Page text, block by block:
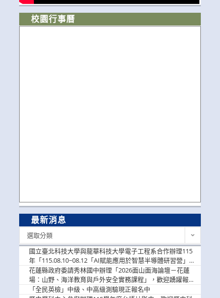
校園行事曆
最新消息
選取分類
國立臺北科技大學與龍華科技大學電子工程系合作辦理115
年「115.08.10~08.12「AI賦能應用於智慧半導體研習營」，
歡迎學生踴躍報名參加
花蓮縣政府委請秀林國中辦理「2026面山面海論壇－花蓮
場：山野、海洋教育與戶外安全實務課程」，歡迎踴躍報名
參加
「全民英檢」中級、中高級測驗現正報名中